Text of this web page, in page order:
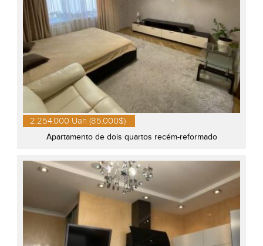
2.254.000 Uah (85.000$)
Apartamento de dois quartos recém-reformado